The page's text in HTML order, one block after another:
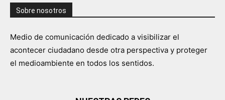
Sobre nosotros
Medio de comunicación dedicado a visibilizar el
acontecer ciudadano desde otra perspectiva y proteger
el medioambiente en todos los sentidos.